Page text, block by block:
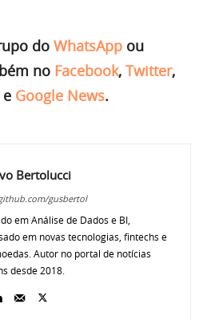
do WhatsApp ou
no Facebook, Twitter,
e Google News.
Bertolucci
gusbertol
em Análise de Dados e BI,
em novas tecnologias, fintechs e
Autor no portal de notícias
desde 2018.